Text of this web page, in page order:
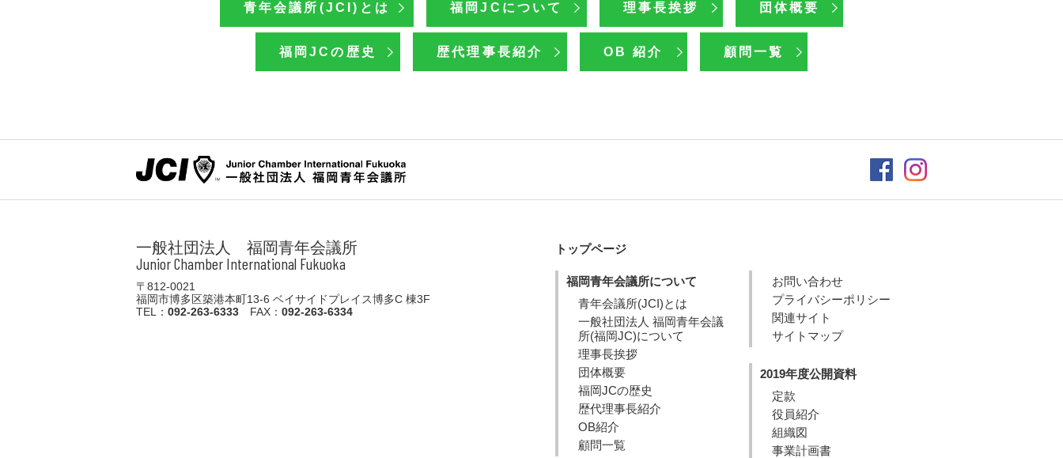
青年会議所(JCI)とは 福岡JCについて 理事長挨拶 団体概要
福岡JCの歴史 歴代理事長紹介 OB 紹介 顧問一覧
一般社団法人 福岡青年会議所
Junior Chamber International Fukuoka
〒812-0021
福岡市博多区築港本町13-6 ベイサイドプレイス博多C 棟3F
TEL： 092-263-6333 FAX： 092-263-6334
トップページ
福岡青年会議所について
青年会議所(JCI)とは
一般社団法人 福岡青年会議
所(福岡JC)について
理事長挨拶
団体概要
福岡JCの歴史
歴代理事長紹介
OB紹介
顧問一覧
お問い合わせ
プライバシーポリシー
関連サイト
サイトマップ
2019年度公開資料
定款
役員紹介
組織図
事業計画書